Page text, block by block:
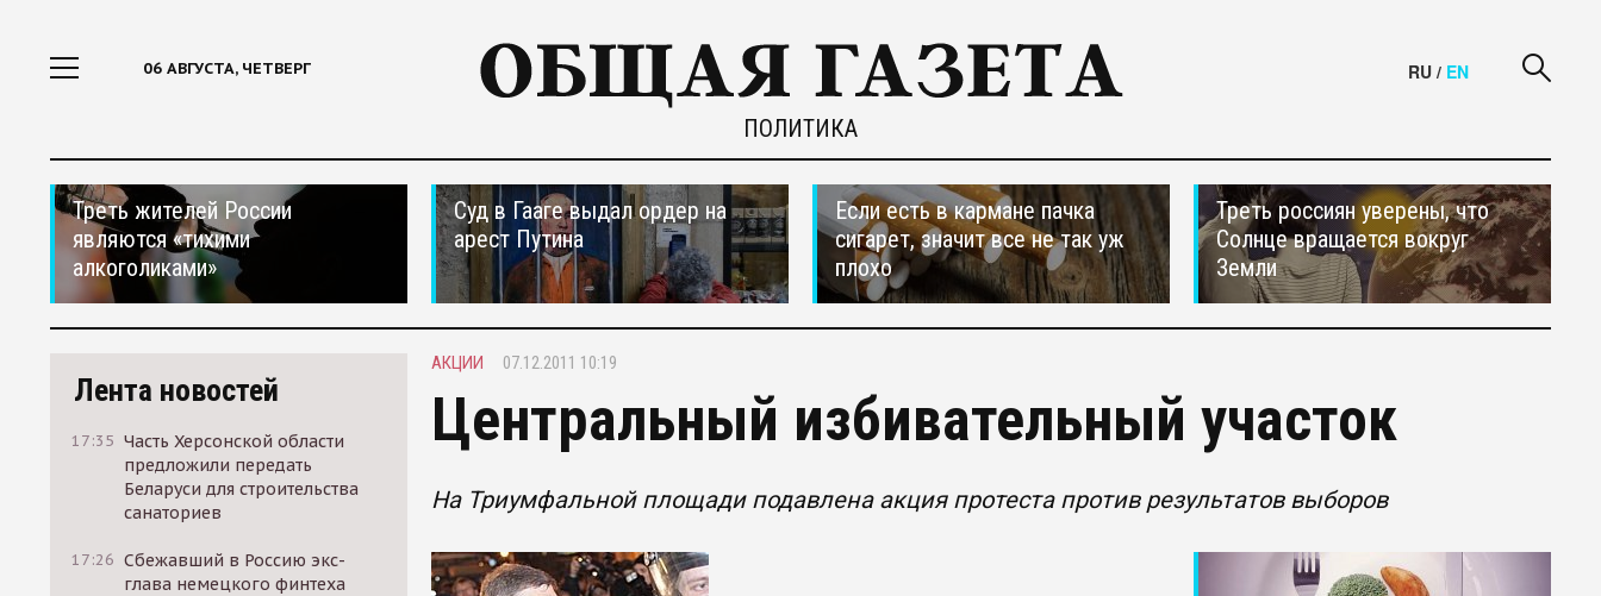
06 АВГУСТА, ЧЕТВЕРГ
ПОЛИТИКА
RU / EN
Треть жителей России
являются «тихими
алкоголиками»
Суд в Гааге выдал ордер на
арест Путина
Если есть в кармане пачка
сигарет, значит все не так уж
плохо
Треть россиян уверены, что
Солнце вращается вокруг
Земли
Лента новостей
17:35 Часть Херсонской области
предложили передать
Беларуси для строительства
санаториев
17:26 Сбежавший в Россию экс-
глава немецкого финтеха
АКЦИИ 07.12.2011 10:19
Центральный избивательный участок
На Триумфальной площади подавлена акция протеста против результатов выборов